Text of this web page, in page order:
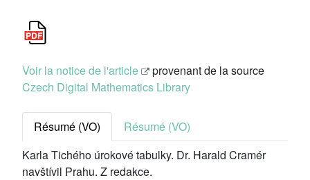
Voir la notice de l'article
provenant de la source
Czech Digital Mathematics Library
Résumé (VO)
Résumé (VO)
Karla Tichého úrokové tabulky. Dr. Harald Cramér
navštívil Prahu. Z redakce.